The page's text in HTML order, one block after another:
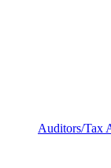
Auditors/Tax